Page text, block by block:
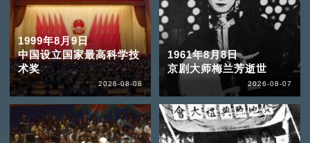
1999年8月9日
中国设立国家最高科学技
术奖
2026-08-08
1961年8月8日
京剧大师梅兰芳逝世
2026-08-07